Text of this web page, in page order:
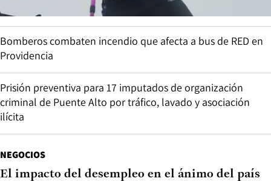
Bomberos combaten incendio que afecta a bus de RED en
Providencia
Prisión preventiva para 17 imputados de organización
criminal de Puente Alto por tráfico, lavado y asociación
ilícita
NEGOCIOS
El impacto del desempleo en el ánimo del país